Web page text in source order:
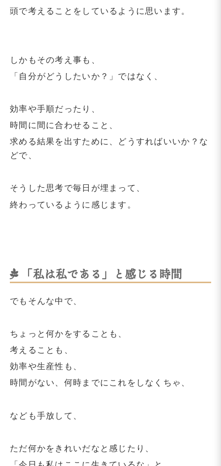
頭で考えることをしているように思います。
しかもその考え事も、
「自分がどうしたいか？」ではなく、
効率や手順だったり、
時間に間に合わせること、
求める結果を出すために、どうすればいいか？な
どで、
そうした思考で毎日が埋まって、
終わっているように感じます。
「私は私である」と感じる時間
でもそんな中で、
ちょっと何かをすることも、
考えることも、
効率や生産性も、
時間がない、何時までにこれをしなくちゃ、
なども手放して、
ただ何かをきれいだなと感じたり、